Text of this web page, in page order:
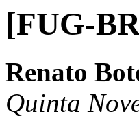
[FUG-
Renato
Quinta